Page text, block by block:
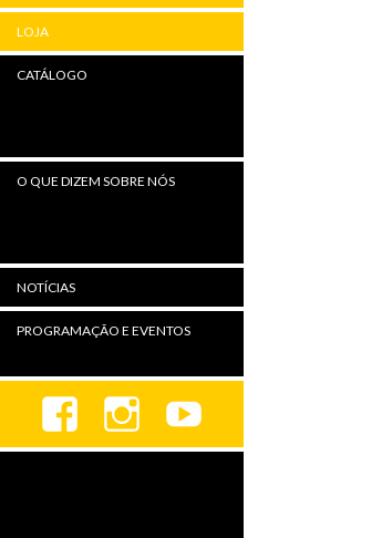
LOJA
CATÁLOGO
O QUE DIZEM SOBRE NÓS
NOTÍCIAS
PROGRAMAÇÃO E EVENTOS